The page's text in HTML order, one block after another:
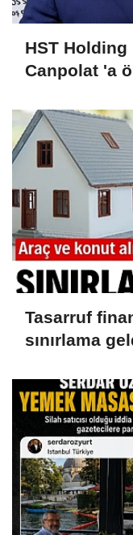
HST
Canpolat 'a
Tasarruf
sınırlama